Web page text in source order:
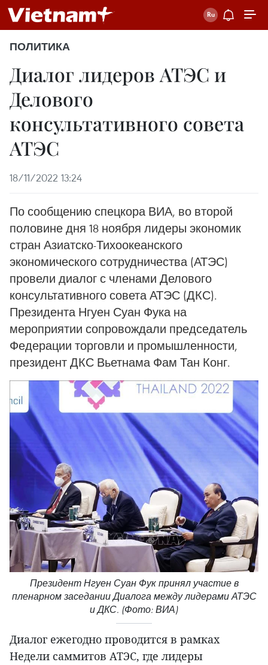
ПОЛИТИКА
Диалог лидеров АТЭС и
Делового
консультативного совета
АТЭС
18/11/2022 13:24
По сообщению спецкора ВИА, во второй
половине дня 18 ноября лидеры экономик
стран Азиатско-Тихоокеанского
экономического сотрудничества (АТЭС)
провели диалог с членами Делового
консультативного совета АТЭС (ДКС).
Президента Нгуен Суан Фука на
мероприятии сопровождали председатель
Федерации торговли и промышленности,
президент ДКС Вьетнама Фам Тан Конг.
Президент Нгуен Суан Фук принял участие в
пленарном заседании Диалога между лидерами АТЭС
и ДКС. (Фото: ВИА)
Диалог ежегодно проводится в рамках
Недели саммитов АТЭС, где лидеры